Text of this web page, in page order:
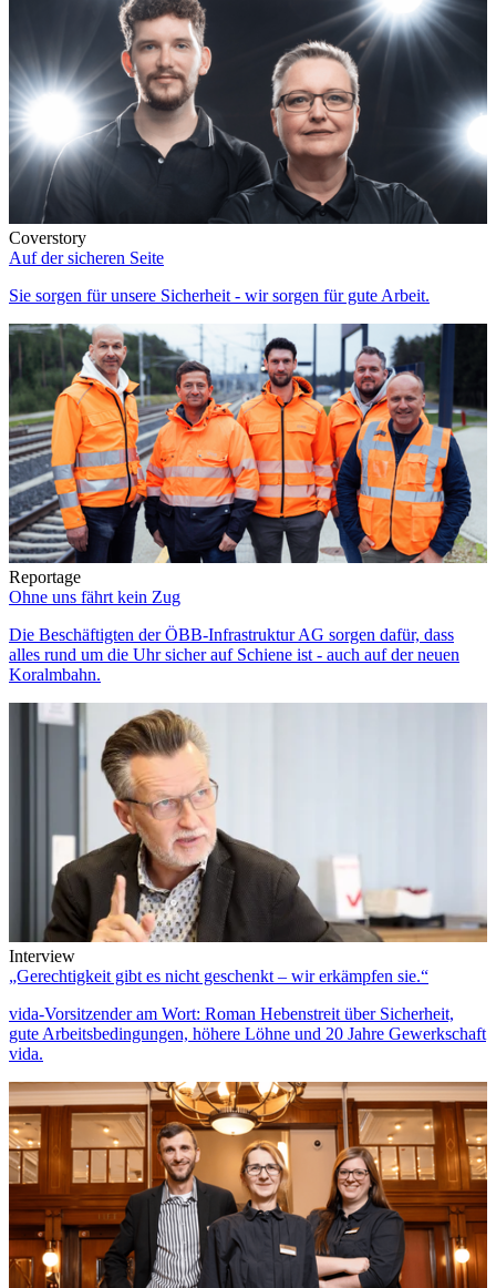
Coverstory
Auf der sicheren Seite
Sie sorgen für unsere Sicherheit - wir sorgen für gute Arbeit.
Reportage
Ohne uns fährt kein Zug
Die Beschäftigten der ÖBB-Infrastruktur AG sorgen dafür, dass
alles rund um die Uhr sicher auf Schiene ist - auch auf der neuen
Koralmbahn.
Interview
„Gerechtigkeit gibt es nicht geschenkt – wir erkämpfen sie.“
vida-Vorsitzender am Wort: Roman Hebenstreit über Sicherheit,
gute Arbeitsbedingungen, höhere Löhne und 20 Jahre Gewerkschaft
vida.